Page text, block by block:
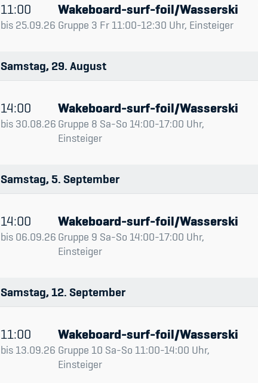
11:00
bis 25.09.26
Wakeboard-surf-foil/Wasserski
Gruppe 3 Fr 11:00-12:30 Uhr, Einsteiger
Samstag 29 August
14:00
bis 30.08.26
Wakeboard-surf-foil/Wasserski
Gruppe 8 Sa-So 14:00-17:00 Uhr,
Einsteiger
Samstag 5 September
14:00
bis 06.09.26
Wakeboard-surf-foil/Wasserski
Gruppe 9 Sa-So 14:00-17:00 Uhr,
Einsteiger
Samstag 12 September
11:00
bis 13.09.26
Wakeboard-surf-foil/Wasserski
Gruppe 10 Sa-So 11:00-14:00 Uhr,
Einsteiger